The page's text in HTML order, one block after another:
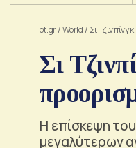
ot.gr/World / Σι
Σι
Η επίσκεψη
μεγαλύτερων